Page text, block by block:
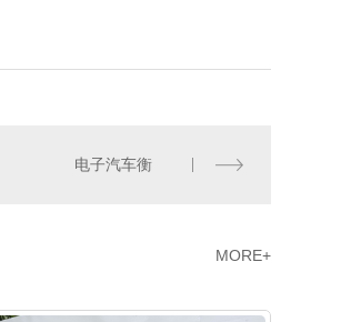
电子汽车衡
MORE+